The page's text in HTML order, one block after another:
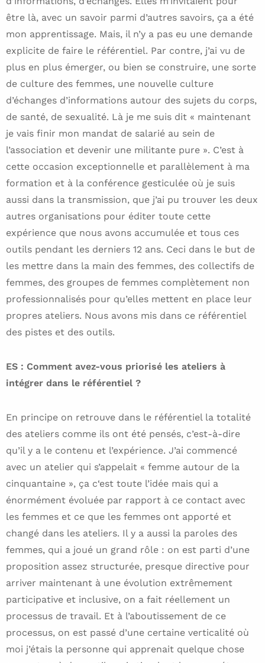
être là, avec un savoir parmi d’autres savoirs, ça a été
mon apprentissage. Mais, il n’y a pas eu une demande
explicite de faire le référentiel. Par contre, j’ai vu de
plus en plus émerger, ou bien se construire, une sorte
de culture des femmes, une nouvelle culture
d’échanges d’informations autour des sujets du corps,
de santé, de sexualité. Là je me suis dit « maintenant
je vais finir mon mandat de salarié au sein de
l’association et devenir une militante pure ». C’est à
cette occasion exceptionnelle et parallèlement à ma
formation et à la conférence gesticulée où je suis
aussi dans la transmission, que j’ai pu trouver les deux
autres organisations pour éditer toute cette
expérience que nous avons accumulée et tous ces
outils pendant les derniers 12 ans. Ceci dans le but de
les mettre dans la main des femmes, des collectifs de
femmes, des groupes de femmes complètement non
professionnalisés pour qu’elles mettent en place leur
propres ateliers. Nous avons mis dans ce référentiel
des pistes et des outils.
ES : Comment avez-vous priorisé les ateliers à
intégrer dans le référentiel ?
En principe on retrouve dans le référentiel la totalité
des ateliers comme ils ont été pensés, c’est-à-dire
qu’il y a le contenu et l’expérience. J’ai commencé
avec un atelier qui s’appelait « femme autour de la
cinquantaine », ça c‘est toute l’idée mais qui a
énormément évoluée par rapport à ce contact avec
les femmes et ce que les femmes ont apporté et
changé dans les ateliers. Il y a aussi la paroles des
femmes, qui a joué un grand rôle : on est parti d’une
proposition assez structurée, presque directive pour
arriver maintenant à une évolution extrêmement
participative et inclusive, on a fait réellement un
processus de travail. Et à l’aboutissement de ce
processus, on est passé d’une certaine verticalité où
moi j’étais la personne qui apprenait quelque chose